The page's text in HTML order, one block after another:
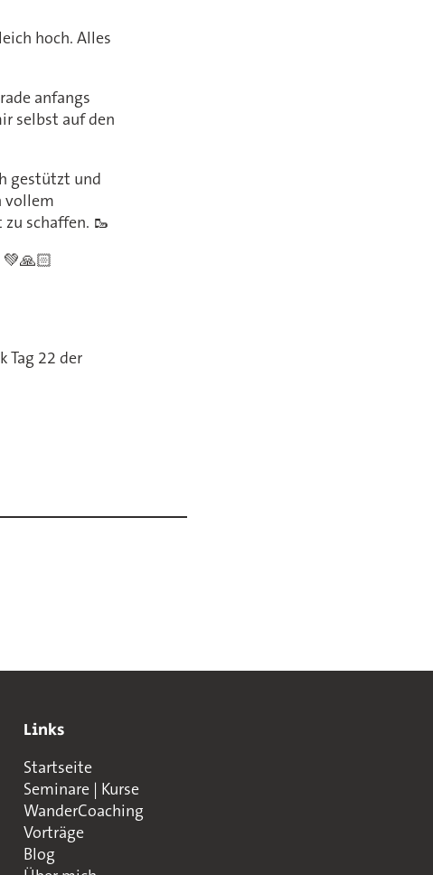
hoch. Alles
anfangs
selbst auf den
gestützt und
vollem
schaffen. 🥾
💚🙏🏻
Tag 22 der
Links
Startseite
Seminare | Kurse
WanderCoaching
Vorträge
Blog